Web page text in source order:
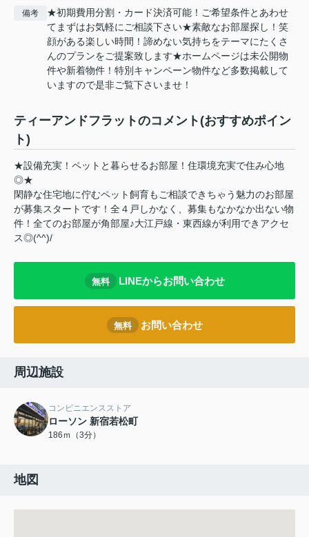
備考
★初期費用分割・カード決済可能！ご希望条件とあわせ
てまずはお気軽にご相談下さい★素敵なお部屋探し！笑
顔がある楽しい時間！諦めない気持ちをテーマにたくさ
んのプランをご提案致します★ホームページは未公開物
件や新着物件！特別キャンペーン物件など多数掲載して
いますので是非ご覧下さいませ！
ティーアンドフラットのコメント(おすすめポイン
ト)
★設備充実！ペットと暮らせるお部屋！住環境充実で住み心地
◎★
閑静な住宅地に佇むペット飼育もご相談できちゃう魅力のお部屋
が募集スタートです！全４戸しかなく、募集もなかなか出ない物
件！全てのお部屋が角部屋♪大江戸線・東西線が利用できアクセ
ス◎(^^)/
無料 LINEからお問い合わせ
無料 お問い合わせ
周辺施設
コンビニエンスストア
ローソン 新宿若松町
186ｍ（3分）
地図